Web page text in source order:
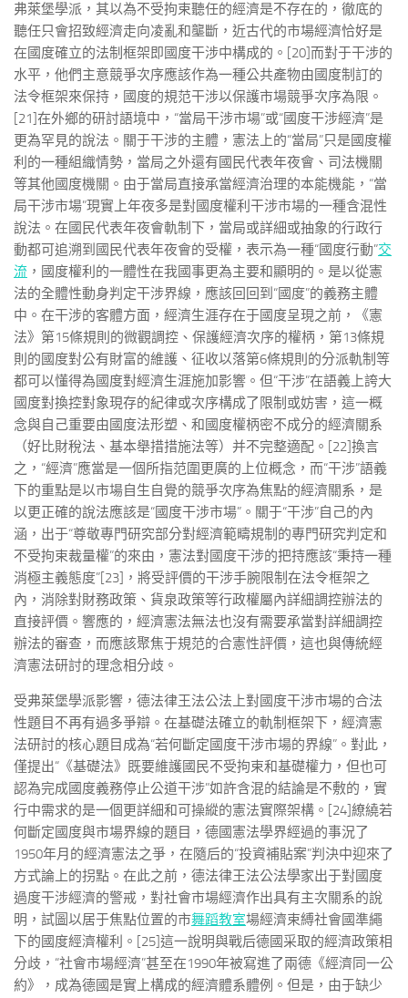
弗萊堡學派，其以為不受拘束聽任的經濟是不存在的，徹底的
聽任只會招致經濟走向凌亂和壟斷，近古代的市場經濟恰好是
在國度確立的法制框架即國度干涉中構成的。[20]而對于干涉的
水平，他們主意競爭次序應該作為一種公共產物由國度制訂的
法令框架來保持，國度的規范干涉以保護市場競爭次序為限。
[21]在外鄉的研討語境中，“當局干涉市場”或“國度干涉經濟”是
更為罕見的說法。關于干涉的主體，憲法上的“當局”只是國度權
利的一種組織情勢，當局之外還有國民代表年夜會、司法機關
等其他國度機關。由于當局直接承當經濟治理的本能機能，“當
局干涉市場”現實上年夜多是對國度權利干涉市場的一種含混性
說法。在國民代表年夜會軌制下，當局或詳細或抽象的行政行
動都可追溯到國民代表年夜會的受權，表示為一種“國度行動”交
流 ，國度權利的一體性在我國事更為主要和顯明的。是以從憲
法的全體性動身判定干涉界線，應該回回到“國度”的義務主體
中。在干涉的客體方面，經濟生涯存在于國度呈現之前，《憲
法》第15條規則的微觀調控、保護經濟次序的權柄，第13條規
則的國度對公有財富的維護、征收以落第6條規則的分派軌制等
都可以懂得為國度對經濟生涯施加影響。但“干涉”在語義上誇大
國度對換控對象現存的紀律或次序構成了限制或妨害，這一概
念與自己重要由國度法形塑、和國度權柄密不成分的經濟關系
（好比財稅法、基本舉措措施法等）并不完整適配。[22]換言
之，“經濟”應當是一個所指范圍更廣的上位概念，而“干涉”語義
下的重點是以市場自生自覺的競爭次序為焦點的經濟關系，是
以更正確的說法應該是“國度干涉市場”。關于“干涉”自己的內
涵，出于“尊敬專門研究部分對經濟範疇規制的專門研究判定和
不受拘束裁量權”的來由，憲法對國度干涉的把持應該“秉持一種
消極主義態度”[23]，將受評價的干涉手腕限制在法令框架之
內，消除對財務政策、貨泉政策等行政權屬內詳細調控辦法的
直接評價。響應的，經濟憲法無法也沒有需要承當對詳細調控
辦法的審查，而應該聚焦于規范的合憲性評價，這也與傳統經
濟憲法研討的理念相分歧。
受弗萊堡學派影響，德法律王法公法上對國度干涉市場的合法
性題目不再有過多爭辯。在基礎法確立的軌制框架下，經濟憲
法研討的核心題目成為“若何斷定國度干涉市場的界線”。對此，
僅提出“《基礎法》既要維護國民不受拘束和基礎權力，但也可
認為完成國度義務停止公道干涉”如許含混的結論是不敷的，實
行中需求的是一個更詳細和可操縱的憲法實際架構。[24]繚繞若
何斷定國度與市場界線的題目，德國憲法學界經過的事況了
1950年月的經濟憲法之爭，在隨后的“投資補貼案”判決中迎來了
方式論上的拐點。在此之前，德法律王法公法學家出于對國度
過度干涉經濟的警戒，對社會市場經濟作出具有主次關系的說
明，試圖以居于焦點位置的市舞蹈教室場經濟束縛社會國準繩
下的國度經濟權利。[25]這一說明與戰后德國采取的經濟政策相
分歧，“社會市場經濟”甚至在1990年被寫進了兩德《經濟同一公
約》，成為德國是實上構成的經濟體系體例。但是，由于缺少